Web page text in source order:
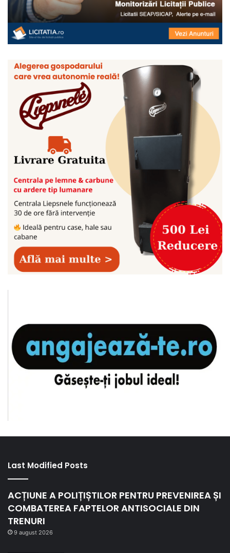
Last Modified Posts
ACȚIUNE A POLIȚIȘTILOR PENTRU PREVENIREA ȘI
COMBATEREA FAPTELOR ANTISOCIALE DIN
TRENURI
9 august 2026